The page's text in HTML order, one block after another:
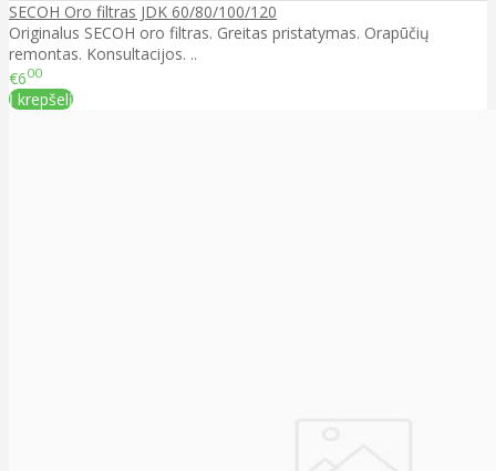
SECOH Oro filtras JDK 60/80/100/120
Originalus SECOH oro filtras. Greitas pristatymas. Orapūčių
remontas. Konsultacijos. ..
€600
Į krepšelį